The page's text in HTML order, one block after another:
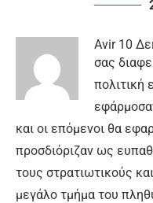
Avir 10
σας
πολιτική
και οι επόμενοι θα
προσδιόριζαν ως
τους στρατιωτικούς
μεγάλο τμήμα του